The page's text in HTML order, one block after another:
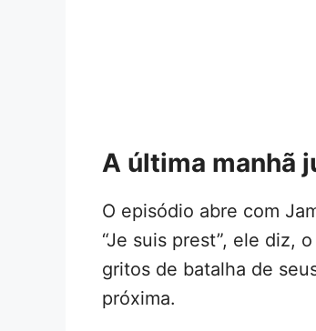
A última manhã
O episódio abre com
“Je suis prest”, ele diz,
gritos de batalha de
próxima.